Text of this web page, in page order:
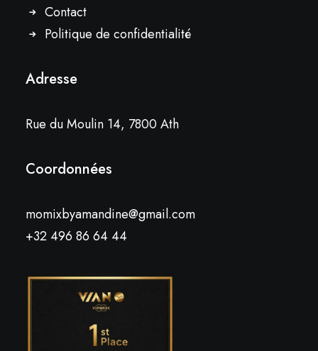
Contact
Politique de confidentialité
Adresse
Rue du Moulin 14, 7800 Ath
Coordonnées
momixbyamandine@gmail.com
+32 496 86 64 44